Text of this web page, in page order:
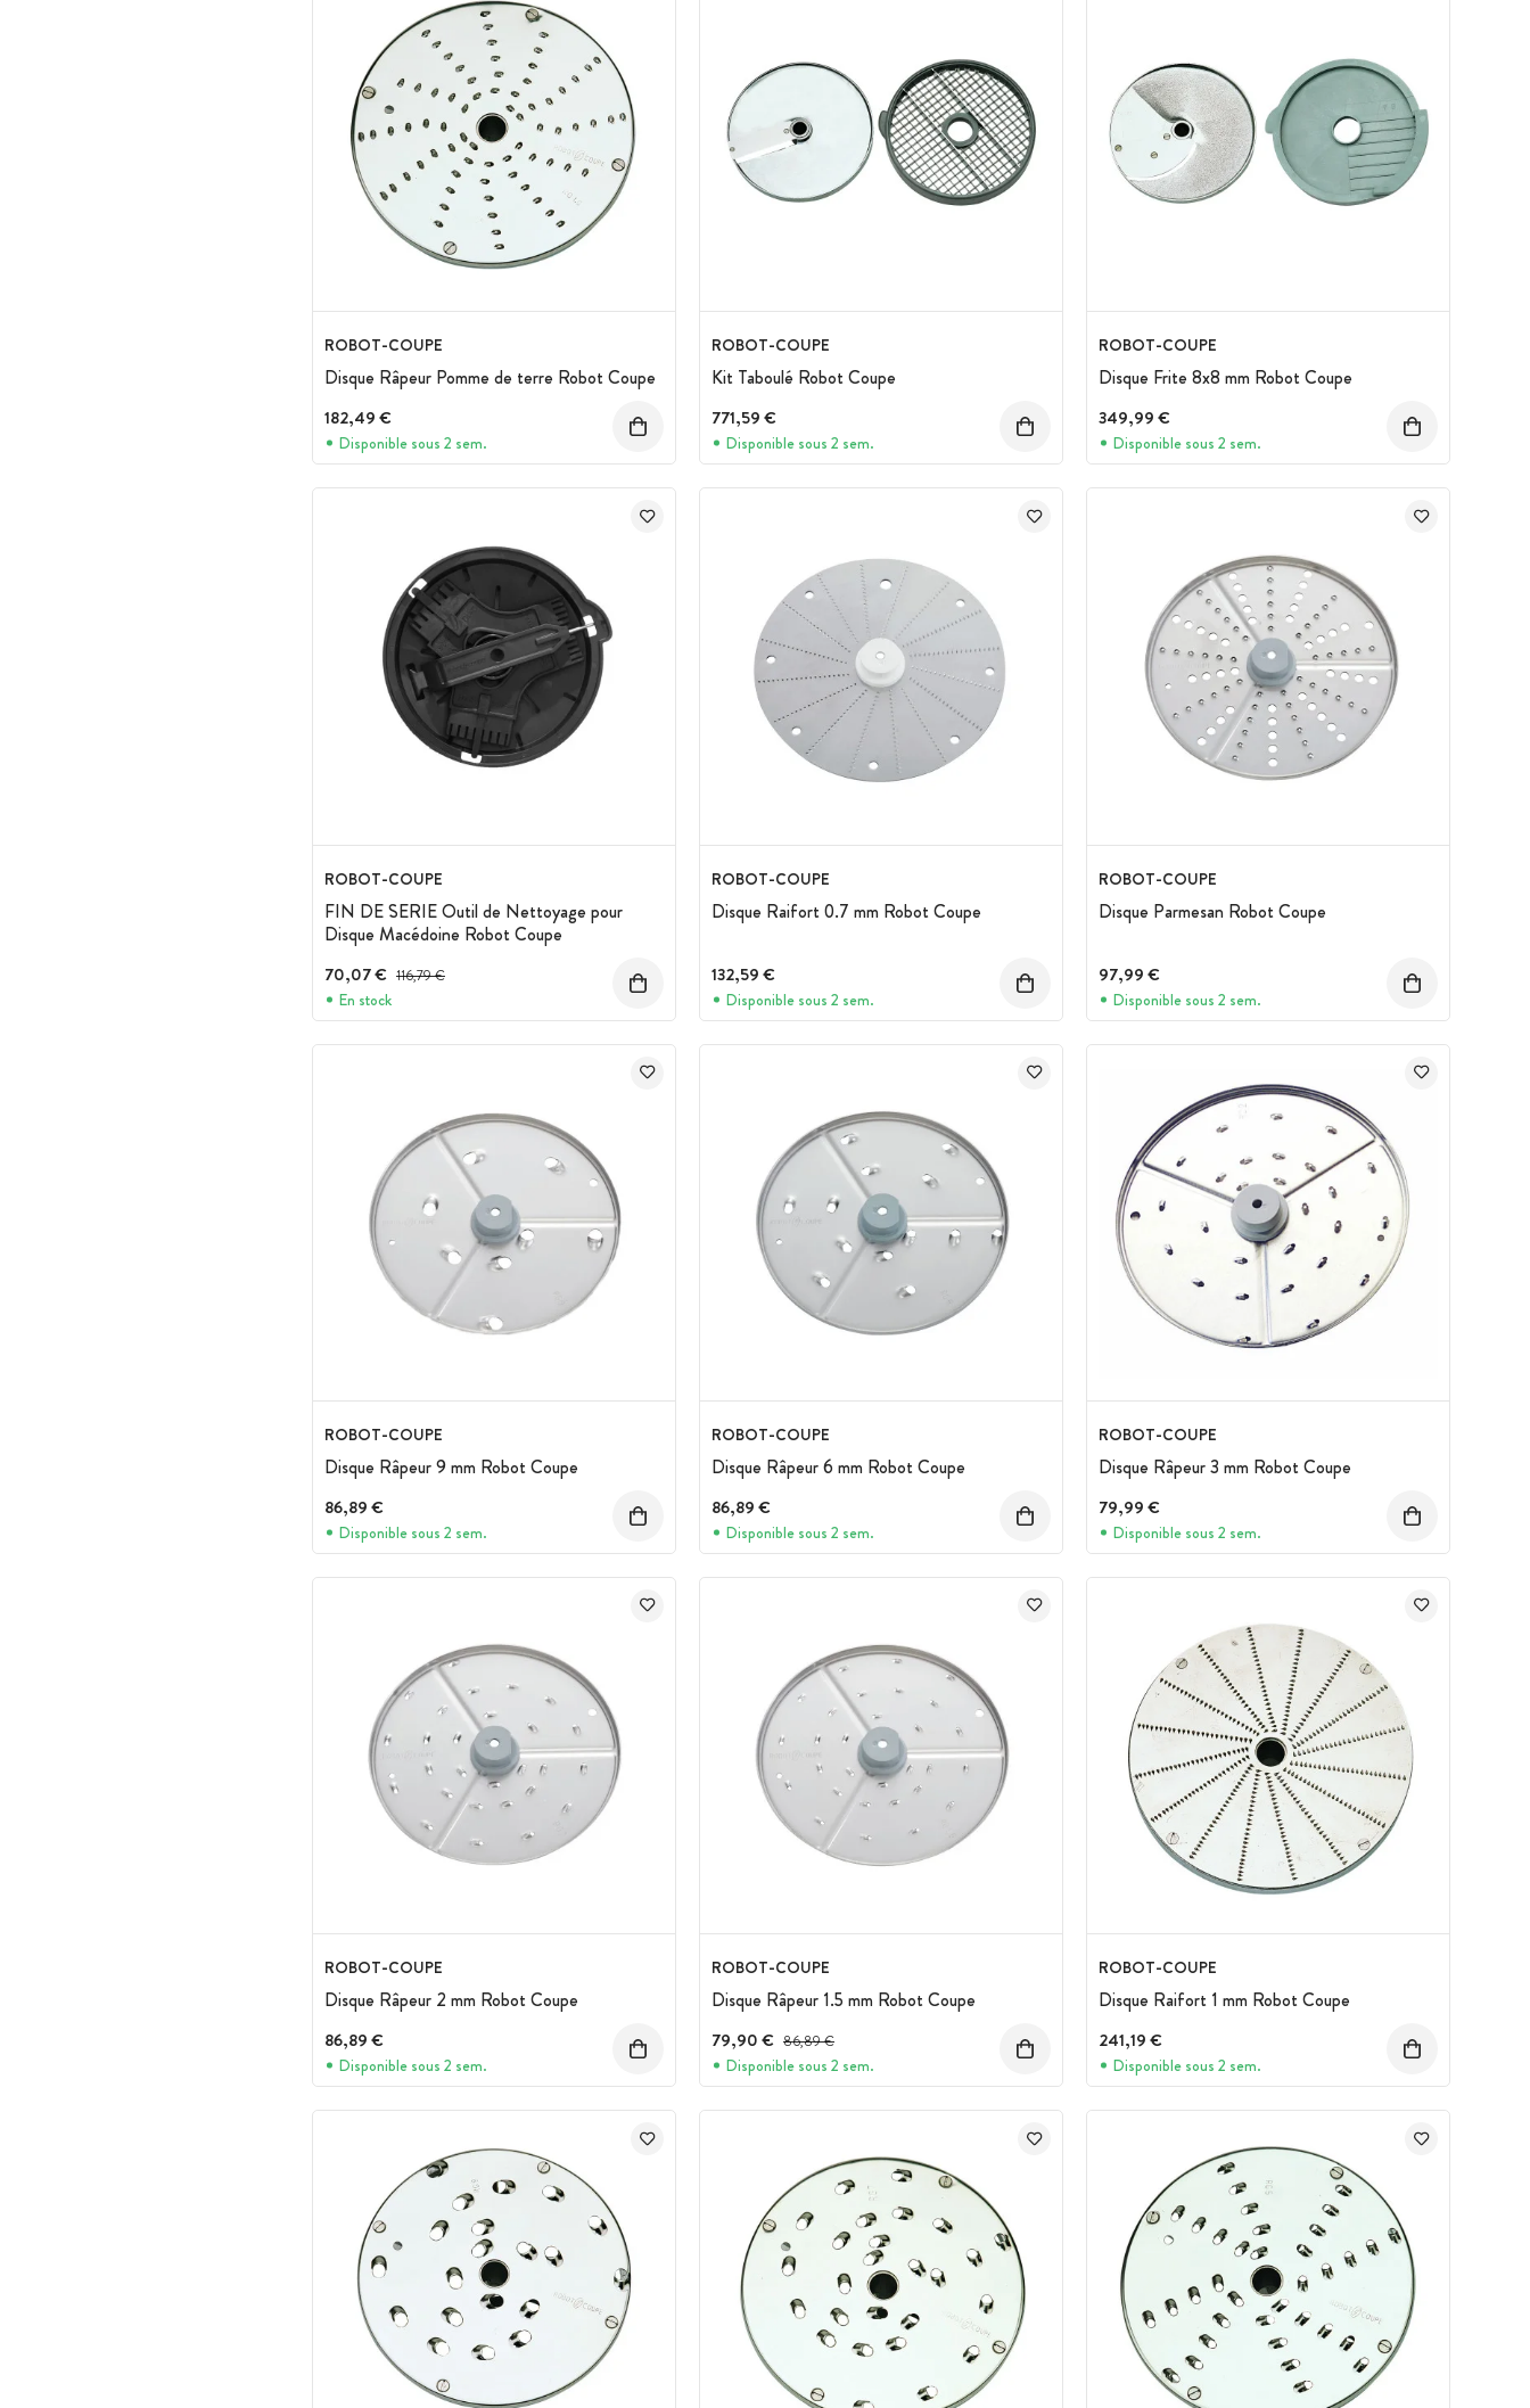
ROBOT-COUPE
Disque Râpeur Pomme de terre Robot Coupe
182,49 €
Disponible sous 2 sem.
ROBOT-COUPE
Kit Taboulé Robot Coupe
771,59 €
Disponible sous 2 sem.
ROBOT-COUPE
Disque Frite 8x8 mm Robot Coupe
349,99 €
Disponible sous 2 sem.
ROBOT-COUPE
FIN DE SERIE Outil de Nettoyage pour
Disque Macédoine Robot Coupe
70,07 € Prix avant réduction :
116,79 €
En stock
ROBOT-COUPE
Disque Raifort 0.7 mm Robot Coupe
132,59 €
Disponible sous 2 sem.
ROBOT-COUPE
Disque Parmesan Robot Coupe
97,99 €
Disponible sous 2 sem.
ROBOT-COUPE
Disque Râpeur 9 mm Robot Coupe
86,89 €
Disponible sous 2 sem.
ROBOT-COUPE
Disque Râpeur 6 mm Robot Coupe
86,89 €
Disponible sous 2 sem.
ROBOT-COUPE
Disque Râpeur 3 mm Robot Coupe
79,99 €
Disponible sous 2 sem.
ROBOT-COUPE
Disque Râpeur 2 mm Robot Coupe
86,89 €
Disponible sous 2 sem.
ROBOT-COUPE
Disque Râpeur 1.5 mm Robot Coupe
79,90 € Prix avant réduction :
86,89 €
Disponible sous 2 sem.
ROBOT-COUPE
Disque Raifort 1 mm Robot Coupe
241,19 €
Disponible sous 2 sem.